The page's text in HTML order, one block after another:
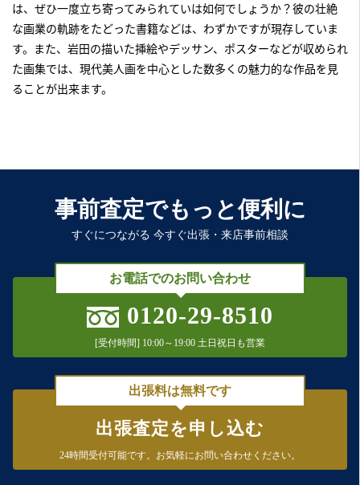
は、ぜひ一度立ち寄ってみられていは如何でしょうか？彼の壮絶
な画業の軌跡をたどった書籍などは、わずかですが現存していま
す。また、岩田の描いた挿絵やデッサン、ポスターなどが収められ
た画集では、現代美人画を中心とした数多くの魅力的な作品を見
ることが出来ます。
事前査定でもっと便利に
すぐにつながる 今すぐ出張・来店事前相談
お電話でのお問い合わせ
0120-29-8510
[受付時間] 10:00～19:00 土日祝日も営業
出張料は無料です
出張査定を申し込む
24時間受付可能です。 お気軽にお問い合わせください。